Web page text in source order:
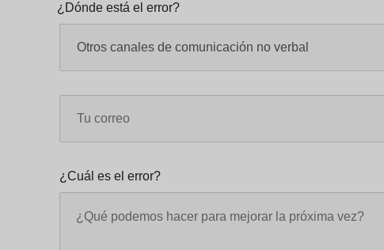
¿Dónde está el error?
¿Cuál es el error?